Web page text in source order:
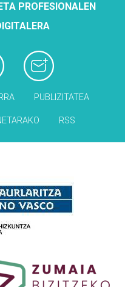
PROFESIONALEN
PUBLIZITATEA
RSS